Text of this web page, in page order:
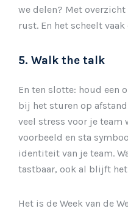
we delen? Met
rust. En het scheelt
5. Walk the talk
En ten slotte: houd een
bij het sturen op
veel stress voor je team
voorbeeld en sta
identiteit van je team.
tastbaar, ook al blijft
Het is de Week van de